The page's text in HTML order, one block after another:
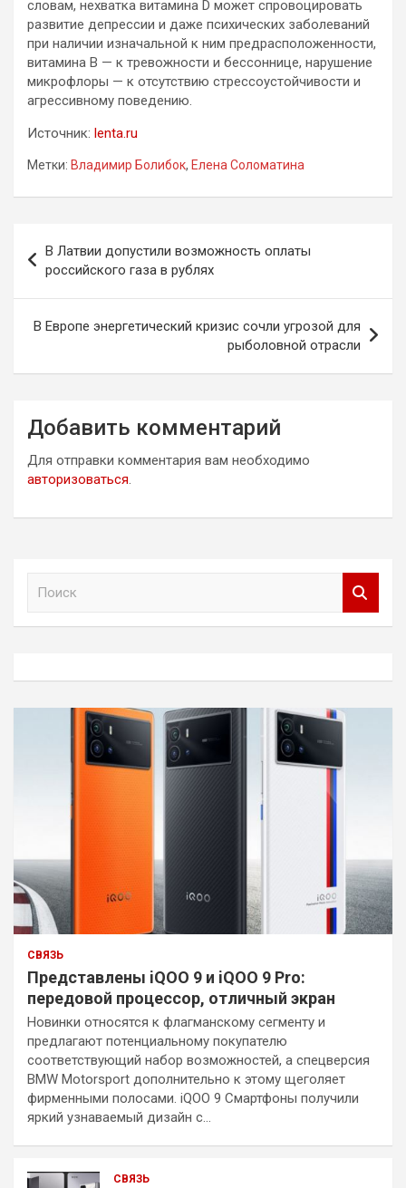
словам, нехватка витамина D может спровоцировать
развитие депрессии и даже психических заболеваний
при наличии изначальной к ним предрасположенности,
витамина В — к тревожности и бессоннице, нарушение
микрофлоры — к отсутствию стрессоустойчивости и
агрессивному поведению.
Источник: lenta.ru
Метки: Владимир Болибок, Елена Соломатина
по
записям
В Латвии допустили возможность оплаты
российского газа в рублях
В Европе энергетический кризис сочли угрозой для
рыболовной отрасли
Добавить комментарий
Для отправки комментария вам необходимо
авторизоваться
СВЯЗЬ
Представлены iQOO 9 и iQOO 9 Pro:
передовой процессор, отличный экран
Новинки относятся к флагманскому сегменту и
предлагают потенциальному покупателю
соответствующий набор возможностей, а спецверсия
BMW Motorsport дополнительно к этому щеголяет
фирменными полосами. iQOO 9 Смартфоны получили
яркий узнаваемый дизайн с…
СВЯЗЬ